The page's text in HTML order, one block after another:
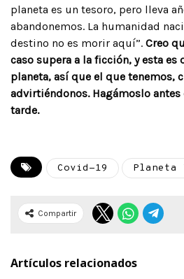
planeta es un tesoro, pero lleva
abandonemos. La humanidad
destino no es morir aquí”. Creo
caso supera a la ficción, y esta es
planeta, así que el que tenemos,
advirtiéndonos. Hagámoslo
tarde.
Covid-19 Planeta
Compartir
Artículos relacionados